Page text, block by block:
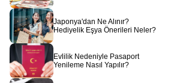
Japonya'dan Ne Alınır?
Hediyelik Eşya Önerileri Neler?
Evlilik Nedeniyle Pasaport
Yenileme Nasıl Yapılır?